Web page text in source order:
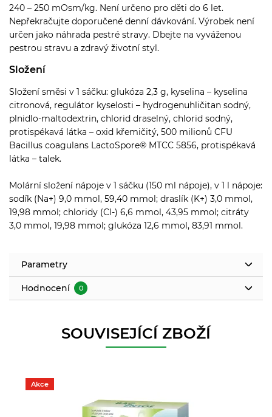
240 – 250 mOsm/kg. Není určeno pro děti do 6 let.
Nepřekračujte doporučené denní dávkování. Výrobek není
určen jako náhrada pestré stravy. Dbejte na vyváženou
pestrou stravu a zdravý životní styl.
Složení
Složení směsi v 1 sáčku: glukóza 2,3 g, kyselina – kyselina
citronová, regulátor kyselosti – hydrogenuhličitan sodný,
plnidlo-maltodextrin, chlorid draselný, chlorid sodný,
protispékavá látka – oxid křemičitý, 500 milionů CFU
Bacillus coagulans LactoSpore® MTCC 5856, protispékavá
látka – talek.
Molární složení nápoje v 1 sáčku (150 ml nápoje), v 1 l nápoje:
sodík (Na+) 9,0 mmol, 59,40 mmol; draslík (K+) 3,0 mmol,
19,98 mmol; chloridy (Cl-) 6,6 mmol, 43,95 mmol; citráty
3,0 mmol, 19,98 mmol; glukóza 12,6 mmol, 83,91 mmol.
Parametry
Hodnocení 0
SOUVISEJÍCÍ ZBOŽÍ
Akce